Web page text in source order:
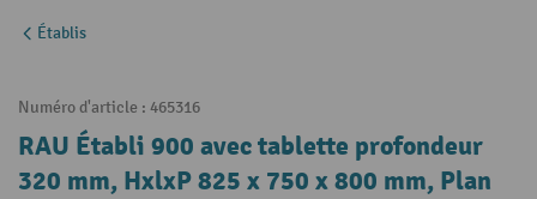
Établis
Numéro d'article : 465316
RAU Établi 900 avec tablette profondeur
320 mm, HxlxP 825 x 750 x 800 mm, Plan